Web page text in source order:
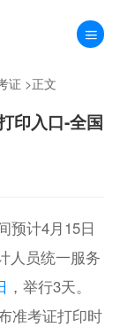
证 >正文
印入口-全国
预计4月15日
人员统一服务
，举行3天。
准考证打印时